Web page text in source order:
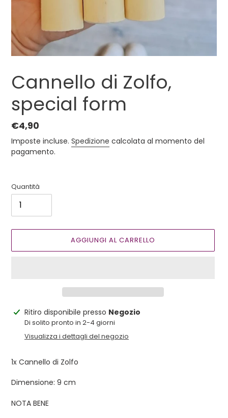
Cannello di Zolfo,
special form
Prezzo
di
listino
€4,90
Imposte incluse. Spedizione calcolata al momento del
pagamento.
Quantità
AGGIUNGI AL CARRELLO
Inserimento
prodotto
Ritiro disponibile presso Negozio
Di solito pronto in 2-4 giorni
Visualizza i dettagli del negozio
1x Cannello di Zolfo
Dimensione: 9 cm
NOTA BENE